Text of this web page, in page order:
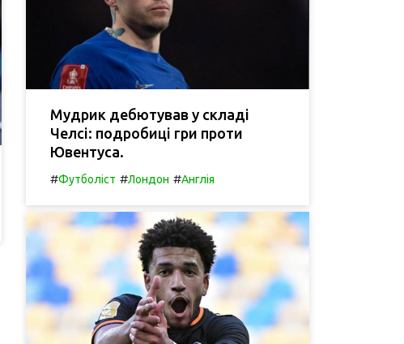
Мудрик дебютував у складі
Челсі: подробиці гри проти
Ювентуса.
#Футболіст #Лондон #Англія